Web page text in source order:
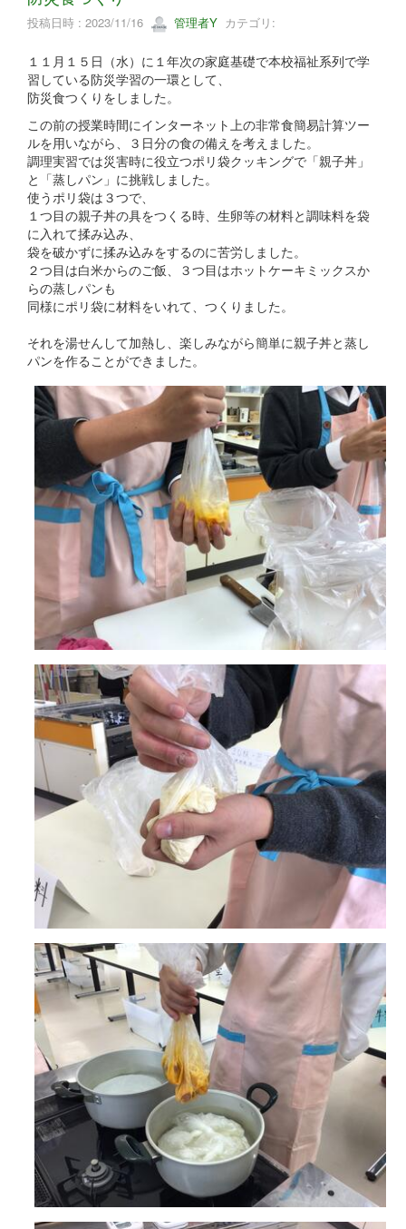
投稿日時 : 2023/11/16 管理者Y カテゴリ:
１１月１５日（水）に１年次の家庭基礎で本校福祉系列で学
習している防災学習の一環として、
防災食つくりをしました。
この前の授業時間にインターネット上の非常食簡易計算ツー
ルを用いながら、３日分の食の備えを考えました。
調理実習では災害時に役立つポリ袋クッキングで「親子丼」
と「蒸しパン」に挑戦しました。
使うポリ袋は３つで、
１つ目の親子丼の具をつくる時、生卵等の材料と調味料を袋
に入れて揉み込み、
袋を破かずに揉み込みをするのに苦労しました。
２つ目は白米からのご飯、３つ目はホットケーキミックスか
らの蒸しパンも
同様にポリ袋に材料をいれて、つくりました。
それを湯せんして加熱し、楽しみながら簡単に親子丼と蒸し
パンを作ることができました。